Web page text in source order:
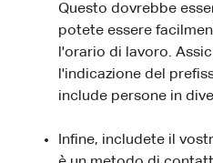
Questo dovrebbe
potete essere
l'orario di lavoro.
l'indicazione del
include persone in
Infine, includete il